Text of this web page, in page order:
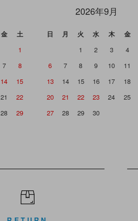
金
土
1
7
8
14
15
21
22
28
29
2026年9月
日 月 火 水 木 金
1
2 3 4
6
7 8 9 10 11
13
14 15 16 17 18
20
21 22 23 24 25
27
28 29 30